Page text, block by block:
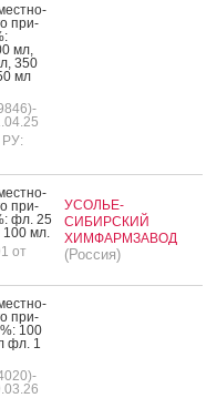
при­
мл,
350
мл
РУ:
при­
фл. 25
мл.
от
УСОЛЬЕ-
СИБИРСКИЙ
ХИМФАРМЗАВОД
(Россия)
при­
100
фл. 1